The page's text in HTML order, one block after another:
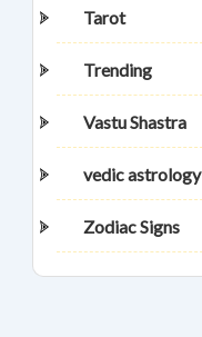
Tarot
Trending
Vastu Shastra
vedic astrology
Zodiac Signs